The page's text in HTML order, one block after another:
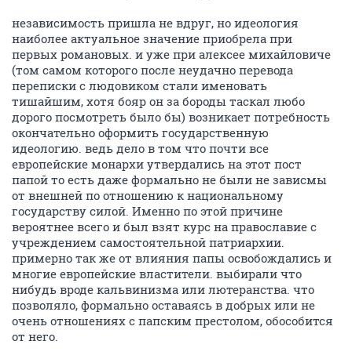
независимость пришла не вдруг, но идеология
наиболее актуальное значение приобрела при
первых романовых. и уже при алексее михайловиче
(том самом которого после неудачно перевода
переписки с людовиком стали именовать
тишайшим, хотя бояр он за бороды таскал любо
дорого посмотреть было бы) возникает потребность
окончательно оформить государственную
идеологию. ведь дело в том что почти все
европейские монархи утвердались на этот пост
папой то есть даже формально не были не зависмы
от внешней по отношению к национальному
государству силой. Именно по этой причине
вероятнее всего и был взят курс на православие с
учреждением самостоятельной патриархии.
примерно так же от влияния папы освобождались и
многие европейские властители. выбирали что
нибудь вроде кальвинизма или лютеранства. что
позволяло, формально оставаясь в добрых или не
очень отношениях с папским престолом, обособится
от него.